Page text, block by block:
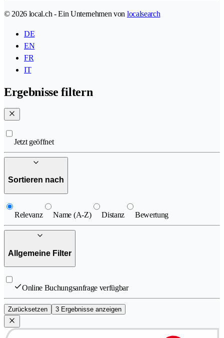
© 2026 local.ch - Ein Unternehmen von localsearch
DE
EN
FR
IT
Ergebnisse filtern
Jetzt geöffnet
Sortieren nach
Relevanz Name (A-Z) Distanz Bewertung
Allgemeine Filter
Online Buchungsanfrage verfügbar
Zurücksetzen 3 Ergebnisse anzeigen